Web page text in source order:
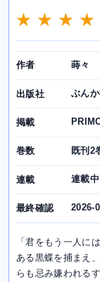
★ ★ ★ ★
作者 蒔々
出版社 ぶん
掲載
巻数 既刊2
連載 連載中
最終確認 2026-
「君をもう一人
ある黒蝶を捕まえ
らも忌み嫌われる